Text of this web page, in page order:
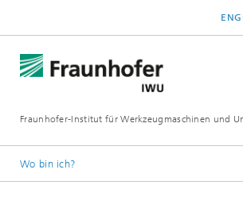
Fraunhofer-Institut für Werkzeugmaschinen und
Wo bin ich?